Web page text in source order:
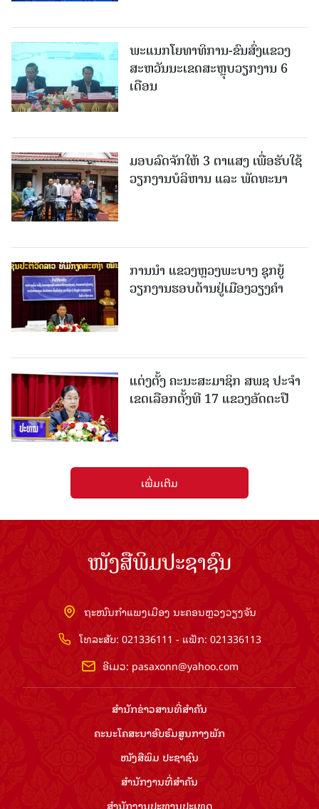
ພະແນກໂຍທາທິການ-ຂົນສົ່ງແຂວງ
ສະຫວັນນະເຂດສະຫຼຸບວຽກງານ 6
ເດືອນ
ມອບລົດຈັກໃຫ້ 3 ຕາແສງ ເພື່ອຮັບໃຊ້
ວຽກງານບໍລິຫານ ແລະ ພັດທະນາ
ການນຳ ແຂວງຫຼວງພະບາງ ຊຸກຍູ້
ວຽກງານຮອບດ້ານຢູ່ເມືອງວຽງຄໍາ
ແຕ່ງຕັ້ງ ຄະນະສະມາຊິກ ສພຊ ປະຈຳ
ເຂດເລືອກຕັ້ງທີ 17 ແຂວງອັດຕະປື
ເພີ່ມເຕີມ
ໜັງສືພິມປະຊາຊົນ
ຖະໜົນກຳແພງເມືອງ ນະຄອນຫຼວງວຽງຈັນ
ໂທລະສັບ: 021336111 - ແຟັກ: 021336113
ອີເມວ: pasaxonn@yahoo.com
ສຳ​ນັກ​ຂ່າວ​ສານ​ທີ່​ສຳ​ຄັນ​
ຄະນະໂຄສະນາອົບຮົມ​ສູນ​ກາງ​ພັກ
ໜັງສືພິມ ປະ​ຊາ​ຊົນ
ສຳ​ນັກ​ງານ​ທີ່​ສຳ​ຄັນ
ສຳ​ນັກ​ງານ​ປະ​ທານ​ປະ​ເທດ